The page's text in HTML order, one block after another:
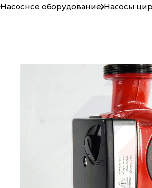
Насосное оборудование Насосы